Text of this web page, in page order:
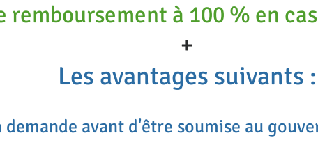
remboursement à 100 % en
+
Les avantages suivants :
avant d'être soumise au